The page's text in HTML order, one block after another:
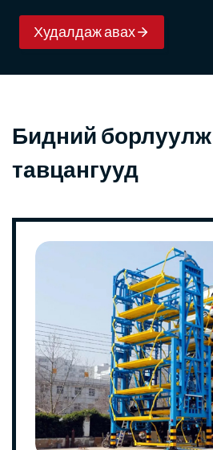
Худалдаж авах
Бидний борлуулж
тавцангууд